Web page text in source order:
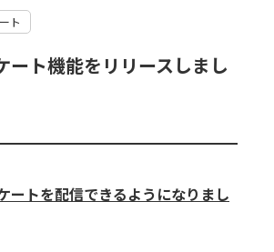
ト
ート機能をリリースしまし
ートを配信できるようになりまし